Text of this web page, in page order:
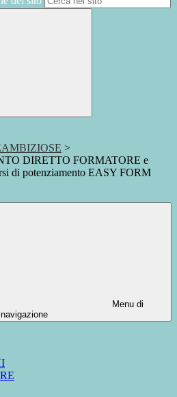
>
DIRETTO FORMATORE e
di potenziamento EASY FORM
Menu di
navigazione